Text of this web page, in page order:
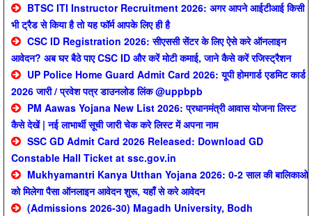
BTSC ITI Instructor Recruitment 2026: अगर आपने आईटीआई किसी
भी ट्रैड से किया है तो यह फॉर्म आपके लिए ही है
CSC ID Registration 2026: सीएससी सेंटर के लिए ऐसे करे ऑनलाइन
आवेदन? अब घर बैठे पाए CSC ID और करें मोटी कमाई, जाने कैसे करें रजिस्ट्रैशन
UP Police Home Guard Admit Card 2026: यूपी होमगार्ड एडमिट कार्ड
2026 जारी / प्रवेश पत्र डाउनलोड लिंक @uppbpb
PM Aawas Yojana New List 2026: प्रधानमंत्री आवास योजना लिस्ट
कैसे देखें | नई लाभार्थी सूची जारी चेक करे लिस्ट में अपना नाम
SSC GD Admit Card 2026 Released: Download GD
Constable Hall Ticket at ssc.gov.in
Mukhyamantri Kanya Utthan Yojana 2026: 0-2 साल की बालिकाओ
को मिलेगा पैसा ऑनलाइन आवेदन शुरू, यहाँ से करे आवेदन
(Admissions 2026-30) Magadh University, Bodh